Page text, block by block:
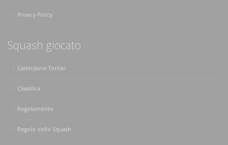
Privacy Policy
Squash giocato
Calendario Tornei
Classifica
Regolamento
Regole dello Squash